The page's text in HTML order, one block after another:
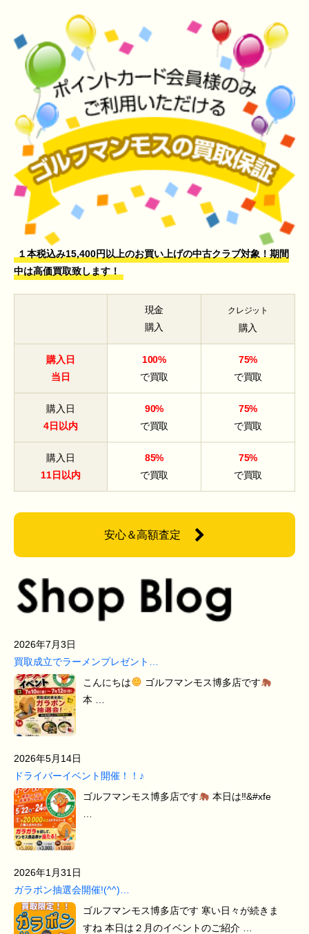
１本税込み15,400円以上のお買い上げの中古クラブ対象！期間
中は高価買取致します！
現金
購入
クレジット
購入
購入日
当日
100%
で買取
75%
で買取
購入日
4日以内
90%
で買取
75%
で買取
購入日
11日以内
85%
で買取
75%
で買取
安心＆高額査定
2026年7月3日
買取成立でラーメンプレゼント…
こんにちは
ゴルフマンモス博多店です
本 …
2026年5月14日
ドライバーイベント開催！！♪
ゴルフマンモス博多店です
本日は‼&#xfe
2026年1月31日
ガラポン抽選会開催!(^^)…
ゴルフマンモス博多店です 寒い日々が続きま
すね 本日は２月のイベントのご紹介 …